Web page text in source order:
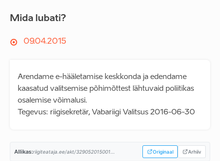
Mida lubati?
09.04.2015
Arendame e-hääletamise keskkonda ja edendame
kaasatud valitsemise põhimõttest lähtuvaid poliitikas
osalemise võimalusi.
Tegevus: riigisekretär, Vabariigi Valitsus 2016-06-30
Allikas:riigiteataja.ee/akt/329052015001... Originaal Arhiiv